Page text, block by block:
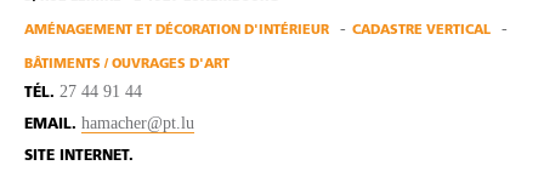
AMÉNAGEMENT ET DÉCORATION D'INTÉRIEUR CADASTRE VERTICAL
BÂTIMENTS / OUVRAGES D'ART
TÉL. 27 44 91 44
EMAIL. hamacher@pt.lu
SITE INTERNET.